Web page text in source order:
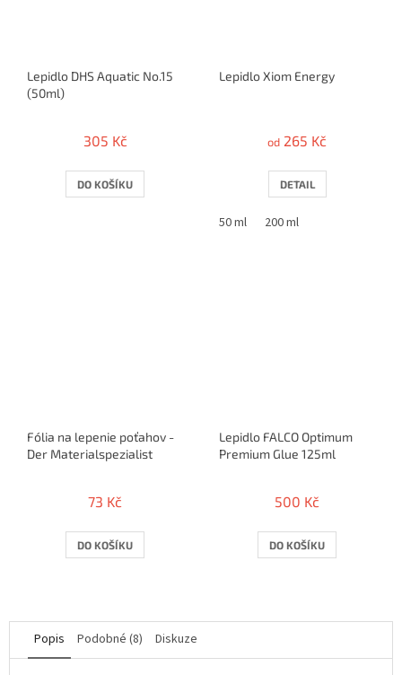
Lepidlo DHS Aquatic No.15
(50ml)
305 Kč
DO KOŠÍKU
Lepidlo Xiom Energy
od 265 Kč
DETAIL
50 ml 200 ml
Fólia na lepenie poťahov -
Der Materialspezialist
73 Kč
DO KOŠÍKU
Lepidlo FALCO Optimum
Premium Glue 125ml
500 Kč
DO KOŠÍKU
Popis Podobné (8) Diskuze